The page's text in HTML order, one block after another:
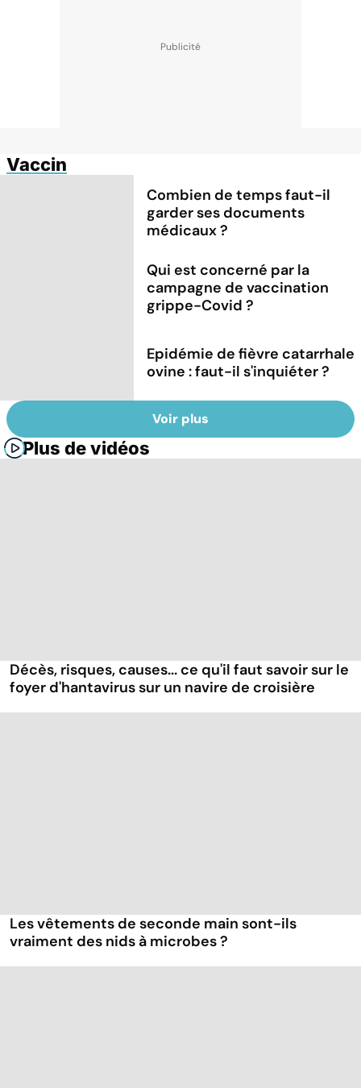
Vaccin
Combien de temps faut-il
garder ses documents
médicaux ?
Qui est concerné par la
campagne de vaccination
grippe-Covid ?
Epidémie de fièvre catarrhale
ovine : faut-il s'inquiéter ?
Voir plus
Plus de vidéos
Décès, risques, causes... ce qu'il faut savoir sur le
foyer d'hantavirus sur un navire de croisière
Les vêtements de seconde main sont-ils
vraiment des nids à microbes ?